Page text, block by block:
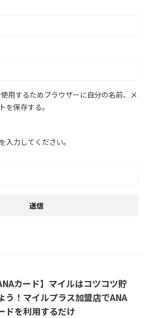
用するためブラウザーに自分の名前、メ
を保存する。
入力してください。
カード】マイルはコツコツ貯
う！マイルプラス加盟店でANA
ドを利用するだけ